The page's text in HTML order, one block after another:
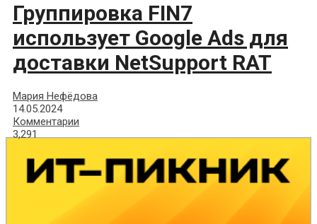
Группировка FIN7
использует Google Ads для
доставки NetSupport RAT
Мария Нефёдова
14.05.2024
Комментарии
3,291